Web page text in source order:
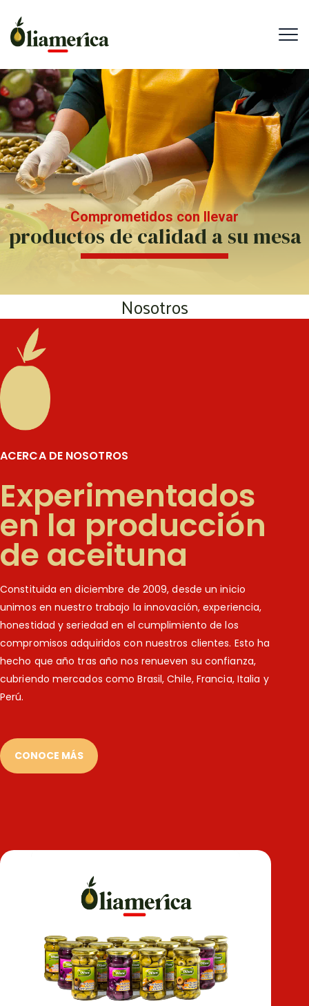
Comprometidos con llevar
productos de calidad a su mesa
Nosotros
ACERCA DE NOSOTROS
Experimentados
en la producción
de aceituna
Constituida en diciembre de 2009, desde un inicio
unimos en nuestro trabajo la innovación, experiencia,
honestidad y seriedad en el cumplimiento de los
compromisos adquiridos con nuestros clientes. Esto ha
hecho que año tras año nos renueven su confianza,
cubriendo mercados como Brasil, Chile, Francia, Italia y
Perú.
CONOCE MÁS